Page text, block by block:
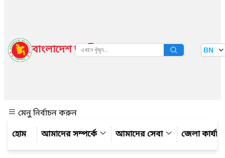
বাংলাদেশ জাতীয় তথ্য বাতায়ন BN
মেনু নির্বাচন করুন
আমাদের সম্পর্কে
আমাদের সেবা জেলা